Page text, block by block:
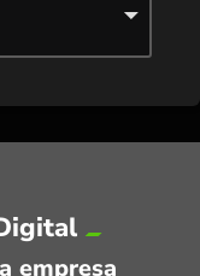
empresa